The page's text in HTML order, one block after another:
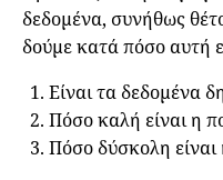
δεδομένα, συνήθως
δούμε κατά πόσο αυτή
Είναι τα δεδομένα
Πόσο καλή είναι η
Πόσο δύσκολη